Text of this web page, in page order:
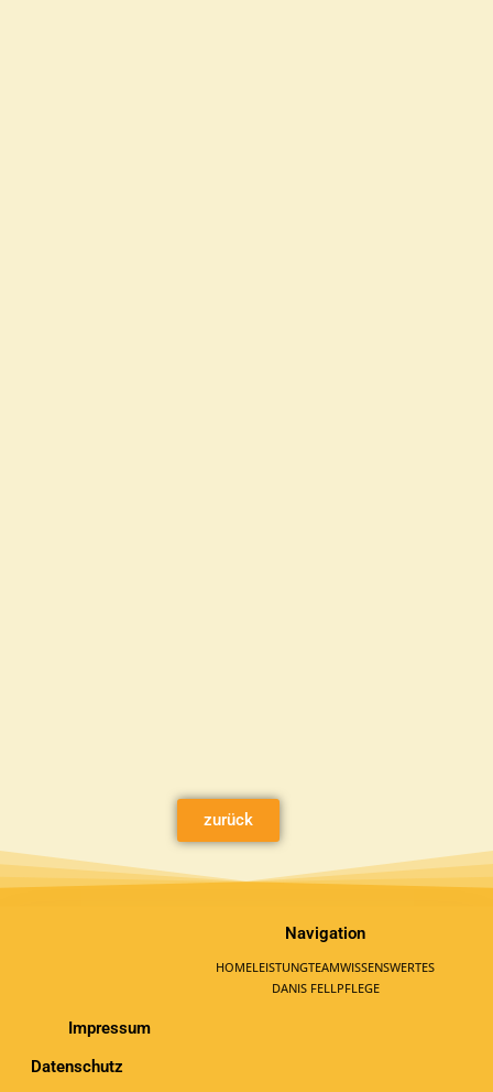
zurück
Navigation
HOMELEISTUNGTEAMWISSENSWERTES
DANIS FELLPFLEGE
Impressum
Datenschutz